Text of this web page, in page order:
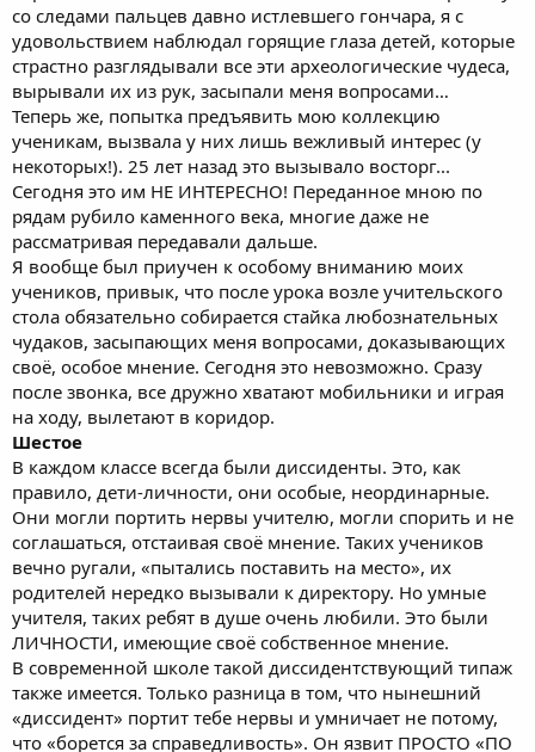
со следами пальцев давно истлевшего гончара, я с
удовольствием наблюдал горящие глаза детей, которые
страстно разглядывали все эти археологические чудеса,
вырывали их из рук, засыпали меня вопросами…
Теперь же, попытка предъявить мою коллекцию
ученикам, вызвала у них лишь вежливый интерес (у
некоторых!). 25 лет назад это вызывало восторг...
Сегодня это им НЕ ИНТЕРЕСНО! Переданное мною по
рядам рубило каменного века, многие даже не
рассматривая передавали дальше.
Я вообще был приучен к особому вниманию моих
учеников, привык, что после урока возле учительского
стола обязательно собирается стайка любознательных
чудаков, засыпающих меня вопросами, доказывающих
своё, особое мнение. Сегодня это невозможно. Сразу
после звонка, все дружно хватают мобильники и играя
на ходу, вылетают в коридор.
Шестое
В каждом классе всегда были диссиденты. Это, как
правило, дети-личности, они особые, неординарные.
Они могли портить нервы учителю, могли спорить и не
соглашаться, отстаивая своё мнение. Таких учеников
вечно ругали, «пытались поставить на место», их
родителей нередко вызывали к директору. Но умные
учителя, таких ребят в душе очень любили. Это были
ЛИЧНОСТИ, имеющие своё собственное мнение.
В современной школе такой диссидентствующий типаж
также имеется. Только разница в том, что нынешний
«диссидент» портит тебе нервы и умничает не потому,
что «борется за справедливость». Он язвит ПРОСТО «ПО